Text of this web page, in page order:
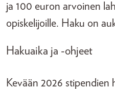
ja 100 euron arvoinen
opiskelijoille. Haku on
Hakuaika ja -ohjeet
Kevään 2026 stipendien